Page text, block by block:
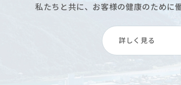
私たちと共に、お客様の健康のために
詳しく見る